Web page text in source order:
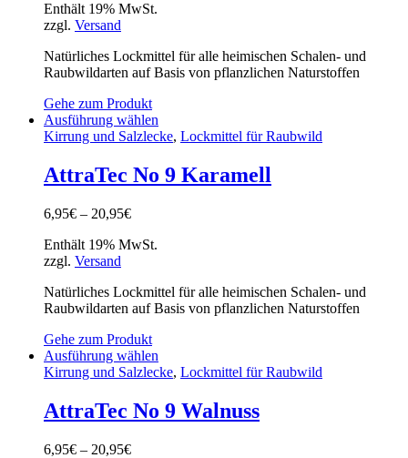
Enthält 19% MwSt.
zzgl. Versand
Natürliches Lockmittel für alle heimischen Schalen- und
Raubwildarten auf Basis von pflanzlichen Naturstoffen
Gehe zum Produkt
Ausführung wählen
Kirrung und Salzlecke, Lockmittel für Raubwild
AttraTec No 9 Karamell
6,95€ – 20,95€
Enthält 19% MwSt.
zzgl. Versand
Natürliches Lockmittel für alle heimischen Schalen- und
Raubwildarten auf Basis von pflanzlichen Naturstoffen
Gehe zum Produkt
Ausführung wählen
Kirrung und Salzlecke, Lockmittel für Raubwild
AttraTec No 9 Walnuss
6,95€ – 20,95€